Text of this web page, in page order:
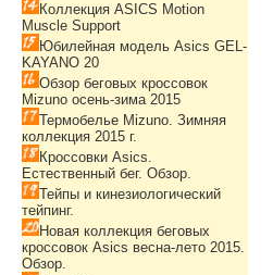
Коллекция ASICS Motion
Muscle Support
Юбилейная модель Asics GEL-
KAYANO 20
Обзор беговых кроссовок
Mizuno осень-зима 2015
Термобелье Mizuno. Зимняя
коллекция 2015 г.
Кроссовки Asics.
Естественный бег. Обзор.
Тейпы и кинезиологический
тейпинг.
Новая коллекция беговых
кроссовок Asics весна-лето 2015.
Обзор.